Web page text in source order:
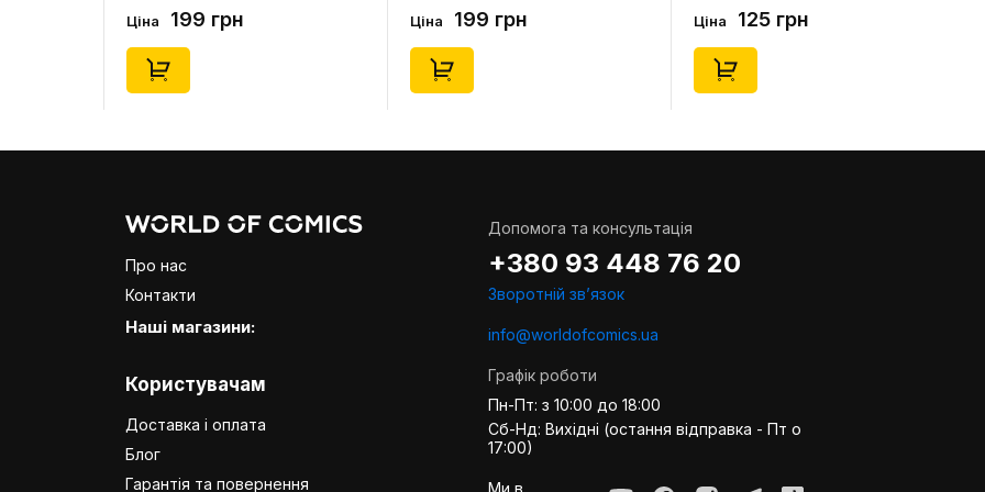
Ціна 199 грн Ціна 199 грн Ціна 125 грн
Про нас
Контакти
Наші магазини:
Користувачам
Доставка і оплата
Блог
Гарантія та повернення
Допомога та консультація
+380 93 448 76 20
Зворотній звʼязок
info@worldofcomics.ua
Графік роботи
Пн-Пт: з 10:00 до 18:00
Сб-Нд: Вихідні (остання відправка - Пт о
17:00)
Ми в